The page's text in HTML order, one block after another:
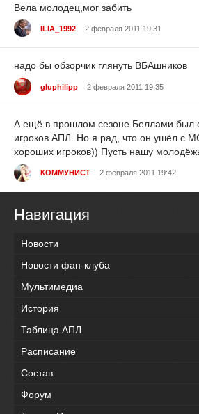
Вела молодец,мог забить
ILIA_1992 2 февраля 2011 19:31
надо бы обзорчик глянуть ВБАшников
gluphilipp 2 февраля 2011 19:35
А ещё в прошлом сезоне Беллами был
игроков АПЛ. Но я рад, что он ушёл с
хороших игроков)) Пусть нашу
КОММУНИСТ 2 февраля 2011 19:42
Навигация
Новости
Новости фан-клуба
Мультимедиа
История
Таблица АПЛ
Расписание
Состав
Форум